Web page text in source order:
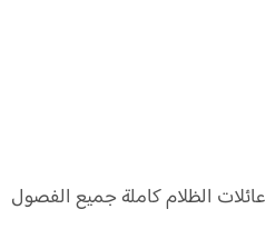
عائلات الظلام كاملة جميع الفصول